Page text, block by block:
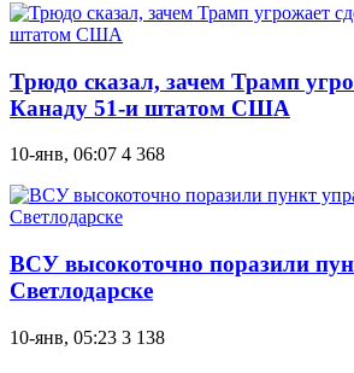
Трюдо сказал, зачем Трамп
Канаду 51-и штатом США
10-янв, 06:07 4 368
ВСУ высокоточно поразили
Светлодарске
10-янв, 05:23 3 138